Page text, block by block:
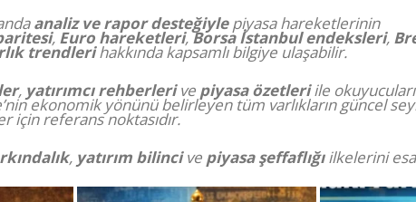
analiz ve rapor desteğiylepiyasa hareketlerinin
, Euro hareketleri,Borsa İstanbul endeksleri,
trendlerihakkında kapsamlı bilgiye ulaşabilir.
, yatırımcı rehberlerive piyasa özetleriile
ekonomik yönünü belirleyen tüm varlıkların güncel
için referans noktasıdır.
, yatırım bilincive piyasa şeffaflığıilkelerini